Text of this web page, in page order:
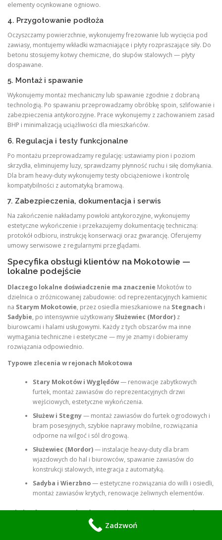
elementy ocynkowane ogniowo.
4. Przygotowanie podłoża
Oczyszczamy powierzchnie, wykonujemy frezowanie lub wycięcia pod
zawiasy, montujemy wkładki wzmacniające i płyty rozpraszające siły. Do
betonu stosujemy kotwy chemiczne, do słupów stalowych — płyty
dospawane.
5. Montaż i spawanie
Wykonujemy montaż mechaniczny lub spawanie zgodnie z dobraną
technologią. Po spawaniu przeprowadzamy obróbkę spoin, szlifowanie i
zabezpieczenia antykorozyjne. Prace wykonujemy z zachowaniem zasad
BHP i minimalizacją uciążliwości dla mieszkańców.
6. Regulacja i testy funkcjonalne
Po montażu przeprowadzamy regulację: ustawiamy pion i poziom
skrzydła, eliminujemy luzy, sprawdzamy płynność ruchu i siłę domykania.
Dla bram heavy‑duty wykonujemy testy obciążeniowe i kontrolę
kompatybilności z automatyką bramową.
7. Zabezpieczenia, dokumentacja i serwis
Na zakończenie nakładamy powłoki antykorozyjne, wykonujemy
estetyczne wykończenie i przekazujemy dokumentację techniczną:
protokół odbioru, instrukcję konserwacji oraz gwarancję. Oferujemy
umowy serwisowe z regularnymi przeglądami.
Specyfika obsługi klientów na Mokotowie —
lokalne podejście
Dlaczego lokalne doświadczenie ma znaczenie Mokotów to
dzielnica o zróżnicowanej zabudowie: od reprezentacyjnych kamienic
na Starym Mokotowie, przez osiedla mieszkaniowe na Stegnach i
Sadybie, po intensywnie użytkowany Służewiec (Mordor) z
biurowcami i halami usługowymi. Każdy z tych obszarów ma inne
wymagania techniczne i estetyczne — my je znamy i dobieramy
rozwiązania odpowiednio.
Typowe zlecenia w rejonach Mokotowa
Stary Mokotów i Wyględów— renowacje zabytkowych
furtek, montaż zawiasów do reprezentacyjnych drzwi
wejściowych, estetyczne wykończenia.
Służew i Stegny— montaż zawiasów do furtek ogrodowych i
bram posesyjnych, szybkie naprawy mobilne, rozwiązania
odporne na wilgoć i sól drogową.
Służewiec (Mordor)— instalacje heavy‑duty dla bram
wjazdowych do hal i biurowców, spawanie zawiasów do
konstrukcji stalowych, integracja z automatyką.
Sadyba i Wierzbno— estetyczne rozwiązania do willi i osiedli,
montaż zawiasów krytych, renowacje żeliwnych elementów.
Lokalne frazy SEO MokotówW treściach SEO wykorzystujemy frazy
lokalne i długiego ogona, które mieszkańcy Mokotowa wpisują
ślusarz Mokotów,montaż zawiasów Stary Mokotów
Zadzwoń